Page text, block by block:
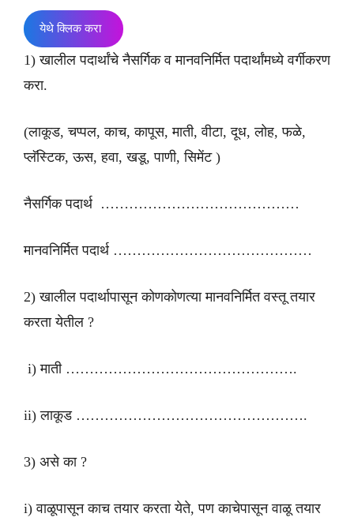
येथे क्लिक करा
1) खालील पदार्थांचे नैसर्गिक व मानवनिर्मित पदार्थांमध्ये वर्गीकरण
करा.
(लाकूड, चप्पल, काच, कापूस, माती, वीटा, दूध, लोह, फळे,
प्लॅस्टिक, ऊस, हवा, खडू, पाणी, सिमेंट )
नैसर्गिक पदार्थ ……………………………………
मानवनिर्मित पदार्थ ……………………………………
2) खालील पदार्थापासून कोणकोणत्या मानवनिर्मित वस्तू तयार
करता येतील ?
i) माती ………………………………………….
ii) लाकूड ………………………………………….
3) असे का ?
i) वाळूपासून काच तयार करता येते, पण काचेपासून वाळू तयार